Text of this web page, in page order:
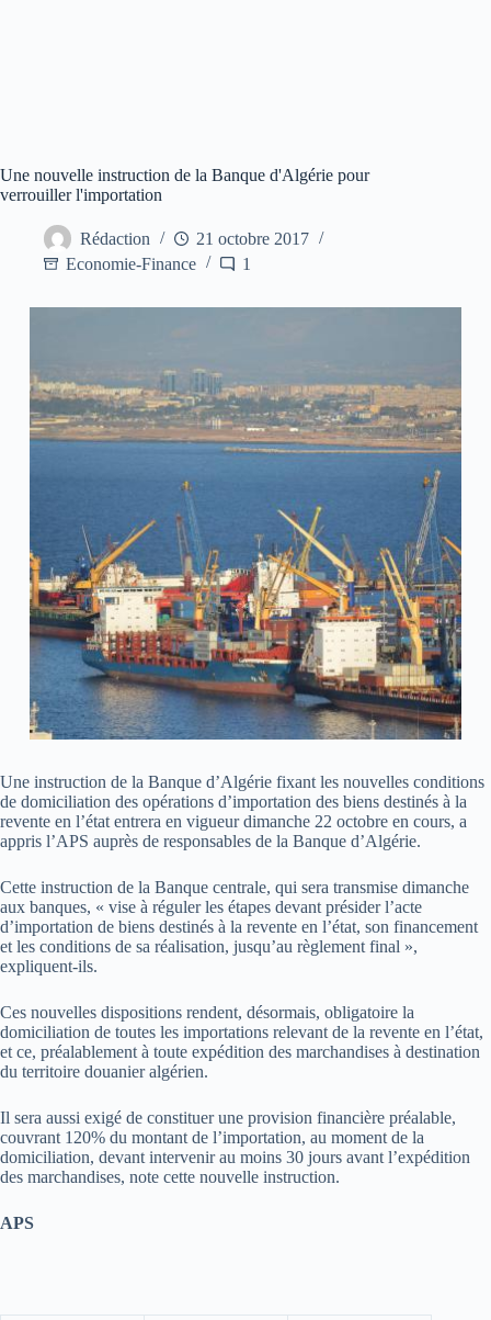
Une nouvelle instruction de la Banque d'Algérie pour
verrouiller l'importation
Rédaction
21 octobre 2017
Economie-Finance
1
Une instruction de la Banque d’Algérie fixant les nouvelles conditions
de domiciliation des opérations d’importation des biens destinés à la
revente en l’état entrera en vigueur dimanche 22 octobre en cours, a
appris l’APS auprès de responsables de la Banque d’Algérie.
Cette instruction de la Banque centrale, qui sera transmise dimanche
aux banques, « vise à réguler les étapes devant présider l’acte
d’importation de biens destinés à la revente en l’état, son financement
et les conditions de sa réalisation, jusqu’au règlement final »,
expliquent-ils.
Ces nouvelles dispositions rendent, désormais, obligatoire la
domiciliation de toutes les importations relevant de la revente en l’état,
et ce, préalablement à toute expédition des marchandises à destination
du territoire douanier algérien.
Il sera aussi exigé de constituer une provision financière préalable,
couvrant 120% du montant de l’importation, au moment de la
domiciliation, devant intervenir au moins 30 jours avant l’expédition
des marchandises, note cette nouvelle instruction.
APS